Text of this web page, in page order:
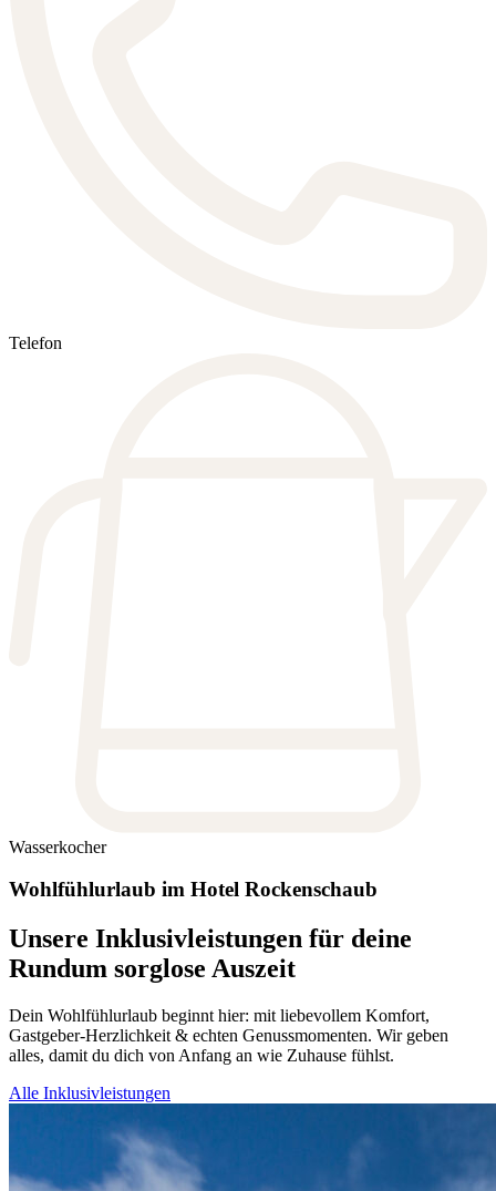
Telefon
Wasserkocher
Wohlfühlurlaub im Hotel Rockenschaub
Unsere Inklusivleistungen für deine
Rundum sorglose Auszeit
Dein Wohlfühlurlaub beginnt hier: mit liebevollem Komfort,
Gastgeber-Herzlichkeit & echten Genussmomenten. Wir geben
alles, damit du dich von Anfang an wie Zuhause fühlst.
Alle Inklusivleistungen